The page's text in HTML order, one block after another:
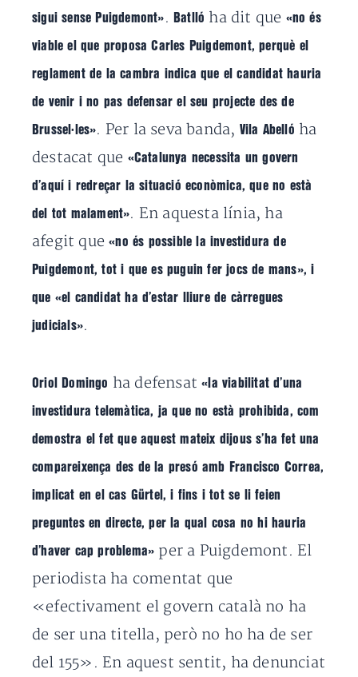
sigui sense Puigdemont» .Batlló ha dit que «no és
viable el que proposa Carles Puigdemont, perquè el
reglament de la cambra indica que el candidat hauria
de venir i no pas defensar el seu projecte des de
Brussel·les». Per la seva banda, Vila Abelló ha
destacat que «Catalunya necessita un govern
d’aquí i redreçar la situació econòmica, que no està
del tot malament». En aquesta línia, ha
afegit que«no és possible la investidura de
Puigdemont, tot i que es puguin fer jocs de mans», i
que «el candidat ha d’estar lliure de càrregues
judicials».
Oriol Domingo ha defensat«la viabilitat d’una
investidura telemàtica, ja que no està prohibida, com
demostra el fet que aquest mateix dijous s’ha fet una
compareixença des de la presó amb Francisco Correa,
implicat en el cas Gürtel, i fins i tot se li feien
preguntes en directe, per la qual cosa no hi hauria
d’haver cap problema» per a Puigdemont. El
periodista ha comentat que
«efectivament el govern català no ha
de ser una titella, però no ho ha de ser
del 155». En aquest sentit, ha denunciat